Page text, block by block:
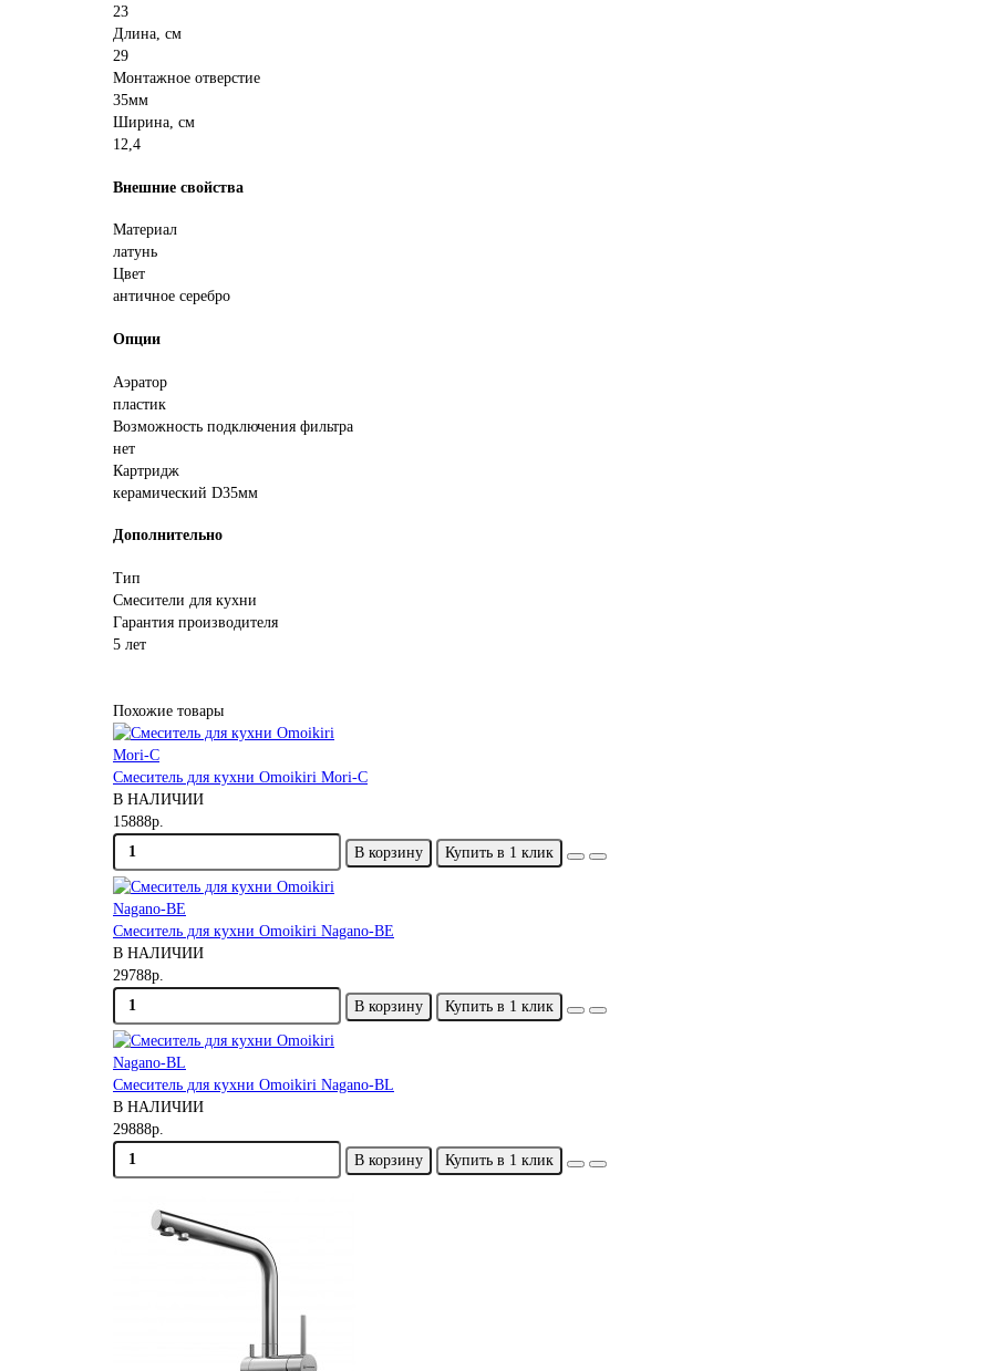
23
Длина, см
29
Монтажное отверстие
35мм
Ширина, см
12,4
Внешние свойства
Материал
латунь
Цвет
античное серебро
Опции
Аэратор
пластик
Возможность подключения фильтра
нет
Картридж
керамический D35мм
Дополнительно
Тип
Смесители для кухни
Гарантия производителя
5 лет
Похожие товары
Смеситель для кухни Omoikiri Mori-C
В НАЛИЧИИ
15888р.
В корзину
Купить в 1 клик
Смеситель для кухни Omoikiri Nagano-BE
В НАЛИЧИИ
29788р.
В корзину
Купить в 1 клик
Смеситель для кухни Omoikiri Nagano-BL
В НАЛИЧИИ
29888р.
В корзину
Купить в 1 клик